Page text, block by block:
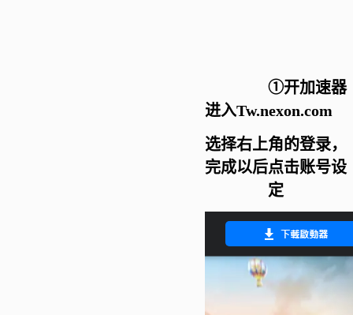
①开加速器
进入Tw.nexon.com
选择右上角的登录，
完成以后点击账号设
定